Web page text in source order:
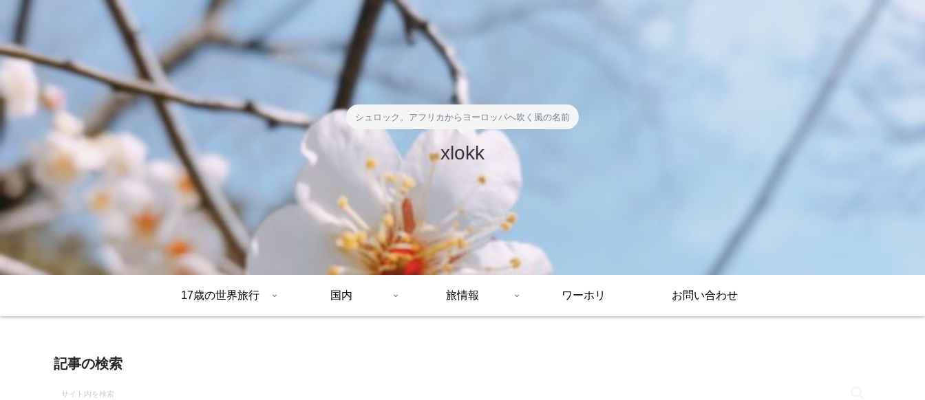
シュロック。アフリカからヨーロッパへ吹く風の名前
xlokk
17歳の世界旅行 国内 旅情報 ワーホリ お問い合わせ
記事の検索